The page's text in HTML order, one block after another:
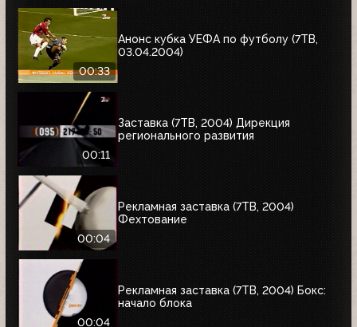
00:33
Анонс кубка УЕФА по футболу (7ТВ,
03.04.2004)
00:11
Заставка (7ТВ, 2004) Дирекция
регионального развития
00:04
Рекламная заставка (7ТВ, 2004)
Фехтование
00:04
Рекламная заставка (7ТВ, 2004) Бокc:
начало блока